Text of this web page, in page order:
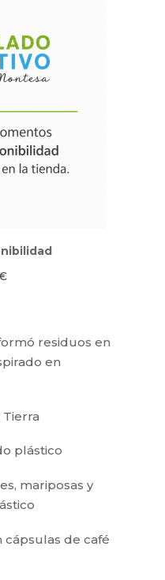
residuos en
en
plástico
mariposas y
cápsulas de café